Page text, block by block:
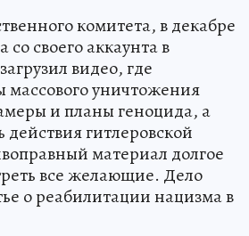
комитета, в декабре
своего аккаунта в
видео, где
массового уничтожения
и планы геноцида, а
гитлеровской
материал долгое
все желающие. Дело
о реабилитации нацизма в